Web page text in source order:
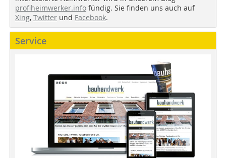
profiheimwerker.info fündig. Sie finden uns auch auf
Xing, Twitter und Facebook.
Service